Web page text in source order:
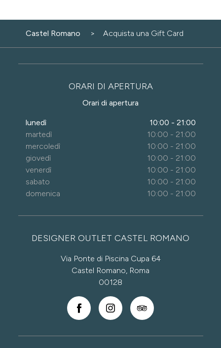
Castel Romano Acquista una Gift Card
ORARI DI APERTURA
Orari di apertura
lunedì
10:00 - 21:00
martedì
10:00 - 21:00
mercoledì
10:00 - 21:00
giovedì
10:00 - 21:00
venerdì
10:00 - 21:00
sabato
10:00 - 21:00
domenica
10:00 - 21:00
DESIGNER OUTLET CASTEL ROMANO
Via Ponte di Piscina Cupa 64
Castel Romano, Roma
00128